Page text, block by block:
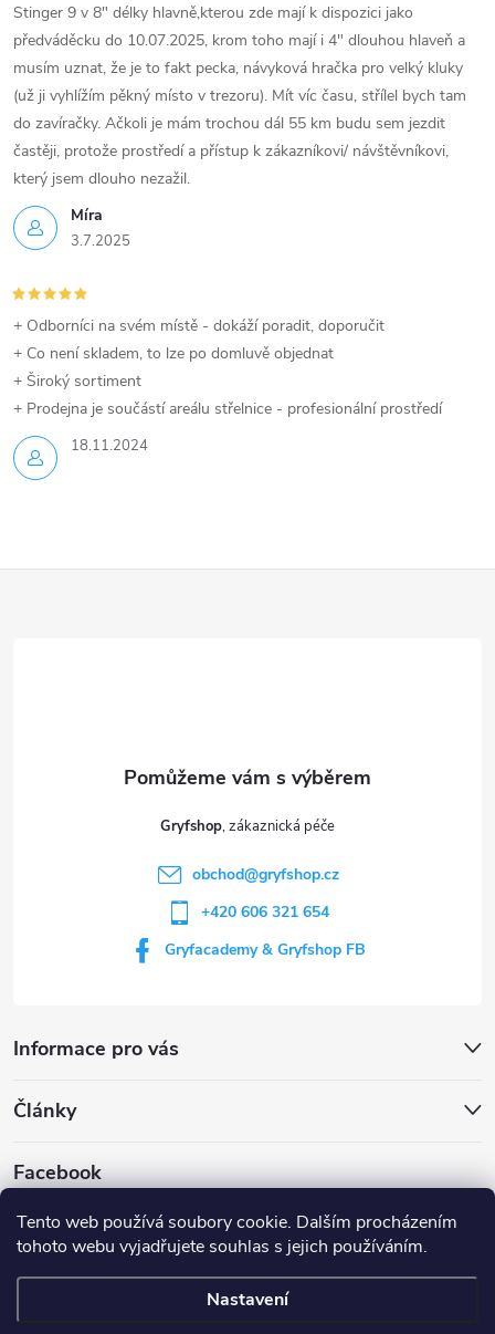
Tento web používá soubory cookie. Dalším procházením
tohoto webu vyjadřujete souhlas s jejich používáním.
Nastavení
Míra
3.7.2025
Stinger 9 v 8" délky hlavně,kterou zde mají k dispozici jako
předváděcku do 10.07.2025, krom toho mají i 4" dlouhou hlaveň a
musím uznat, že je to fakt pecka, návyková hračka pro velký kluky
(už ji vyhlížím pěkný místo v trezoru). Mít víc času, střílel bych tam
do zavíračky. Ačkoli je mám trochou dál 55 km budu sem jezdit
častěji, protože prostředí a přístup k zákazníkovi/ návštěvníkovi,
který jsem dlouho nezažil.
18.11.2024
+ Odborníci na svém místě - dokáží poradit, doporučit
+ Co není skladem, to lze po domluvě objednat
+ Široký sortiment
+ Prodejna je součástí areálu střelnice - profesionální prostředí
Informace pro vás
Gryfshop
obchod@gryfshop.cz
+420 606 321 654
Gryfacademy & Gryfshop FB
Články
Facebook